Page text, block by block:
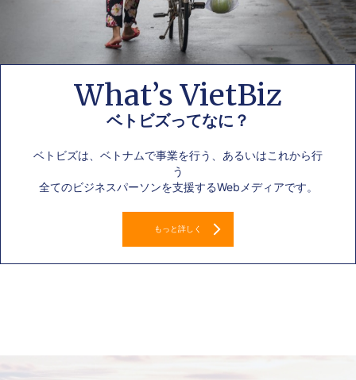
What’s VietBiz
ベトビズってなに？
ベトビズは、ベトナムで事業を行う、あるいはこれから行
う
全てのビジネスパーソンを支援するWebメディアです。
もっと詳しく